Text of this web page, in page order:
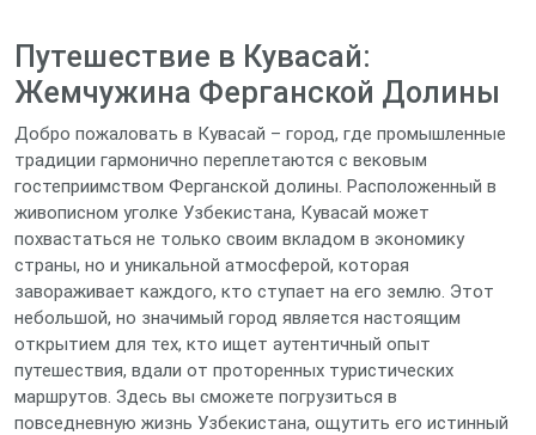
Путешествие в Кувасай:
Жемчужина Ферганской Долины
Добро пожаловать в Кувасай – город, где промышленные
традиции гармонично переплетаются с вековым
гостеприимством Ферганской долины. Расположенный в
живописном уголке Узбекистана, Кувасай может
похвастаться не только своим вкладом в экономику
страны, но и уникальной атмосферой, которая
завораживает каждого, кто ступает на его землю. Этот
небольшой, но значимый город является настоящим
открытием для тех, кто ищет аутентичный опыт
путешествия, вдали от проторенных туристических
маршрутов. Здесь вы сможете погрузиться в
повседневную жизнь Узбекистана, ощутить его истинный